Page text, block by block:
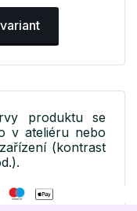
produktu se
v ateliéru nebo
(kontrast